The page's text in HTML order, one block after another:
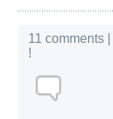
11 comments
!